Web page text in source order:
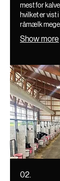
mest for
hvilket er vist
råmælk
Show more
02.